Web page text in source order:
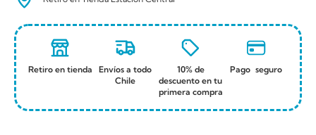
Retiro en tienda
Envíos a todo
Chile
10% de
descuento en tu
primera compra
Pago seguro